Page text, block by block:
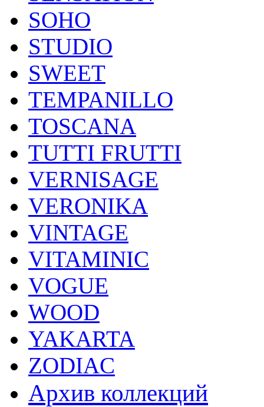
SOHO
STUDIO
SWEET
TEMPANILLO
TOSCANA
TUTTI FRUTTI
VERNISAGE
VERONIKA
VINTAGE
VITAMINIC
VOGUE
WOOD
YAKARTA
ZODIAC
Архив коллекций